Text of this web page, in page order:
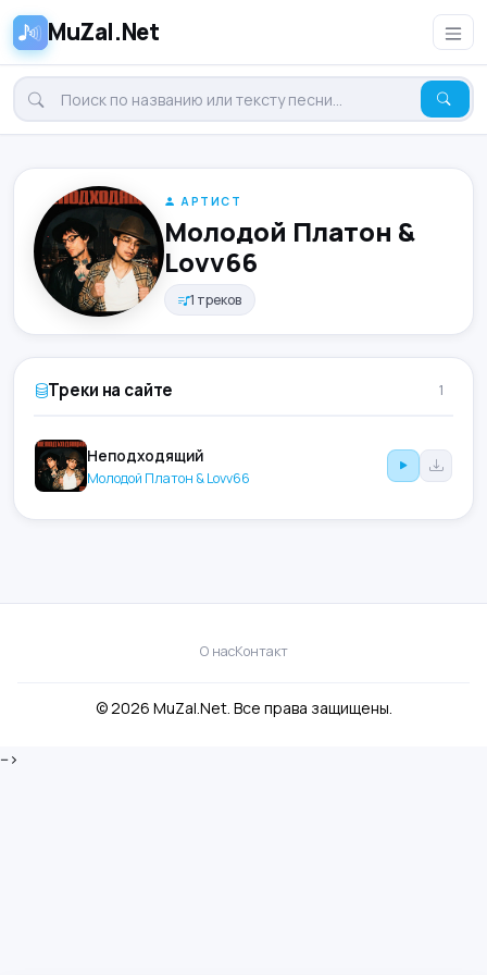
MuZal.Net
АРТИСТ
Молодой Платон &
Lovv66
1 треков
Треки на сайте 1
Неподходящий
Молодой Платон & Lovv66
О насКонтакт
© 2026 MuZal.Net. Все права защищены.
-->